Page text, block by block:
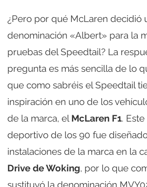
¿Pero por qué McLaren decidió
denominación «Albert» para la
pruebas del Speedtail? La
pregunta es más sencilla de lo
que como sabréis el Speedtail
inspiración en uno de los
de la marca, el McLaren F1.
deportivo de los 90 fue
instalaciones de la marca en la
Drive de Woking, por lo que
sustituyó la denominación